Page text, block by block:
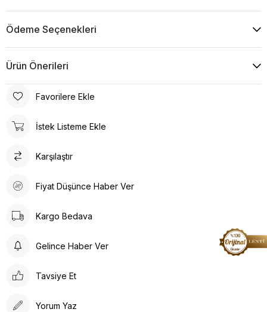
Ödeme Seçenekleri
Ürün Önerileri
Favorilere Ekle
İstek Listeme Ekle
Karşılaştır
Fiyat Düşünce Haber Ver
Kargo Bedava
Gelince Haber Ver
Tavsiye Et
Yorum Yaz